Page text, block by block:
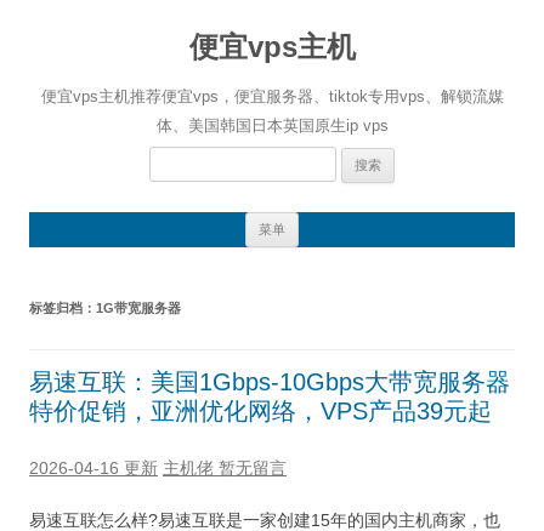
便宜vps主机
便宜vps主机推荐便宜vps，便宜服务器、tiktok专用vps、解锁流媒
体、美国韩国日本英国原生ip vps
搜
菜单
标签归档： 1G带宽服务器
易速互联：美国1Gbps-10Gbps大带宽服务器
特价促销，亚洲优化网络，VPS产品39元起
2026-04-16 更新 主机佬 暂无留言
易速互联怎么样?易速互联是一家创建15年的国内主机商家，也